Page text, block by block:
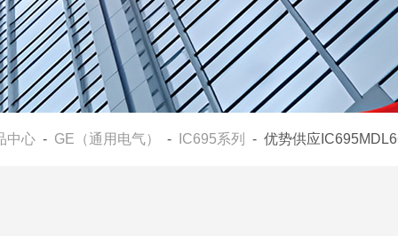
中心 - GE（通用电气） - IC695系列 - 优势供应